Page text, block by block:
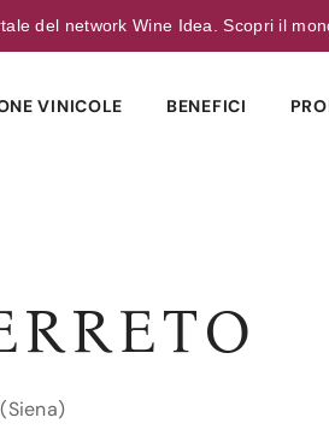
del network Wine Idea. Scopri il
VINICOLE BENEFICI